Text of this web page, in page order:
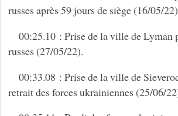
russes après 59 jours de siège (16/05/
00:25.10 : Prise de la ville de Lyman
russes (27/05/22).
00:33.08 : Prise de la ville de
retrait des forces ukrainiennes (25/06/